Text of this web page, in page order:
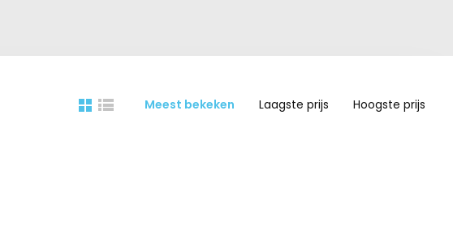
Meest bekeken Laagste prijs Hoogste prijs